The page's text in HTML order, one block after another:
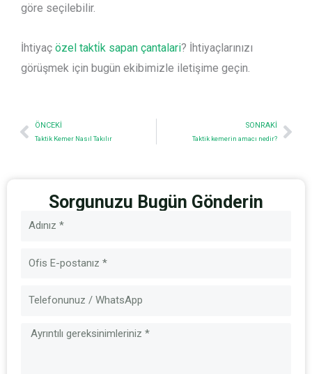
göre seçilebilir.
İhtiyaç özel takti̇k sapan çantalari? İhtiyaçlarınızı
görüşmek için bugün ekibimizle iletişime geçin.
Prev
ÖNCEKI
Taktik Kemer Nasıl Takılır
SONRAKI
Taktik kemerin amacı nedir?
Sorgunuzu Bugün Gönderin